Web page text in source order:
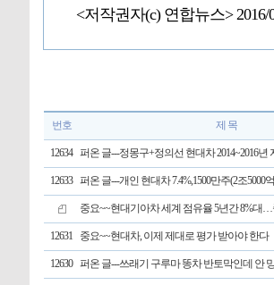
<저작권자(c) 연합뉴스> 2016/
번호 제 목
12634 퍼온 글---정몽구+정의선 현대차 2014~2016년
12633 퍼온 글---개인 현대차 7.4%,1500만주(2조5000
중요~~현대기아차 세계 점유율 5년간 8%대…
12631 중요~~현대차, 이제 제대로 평가 받아야 한다
12630 퍼온 글---쓰래기 구루마 똥차 반토막인데 안